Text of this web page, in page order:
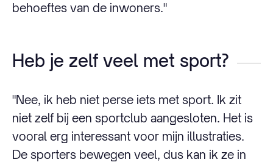
behoeftes van de inwoners."
Heb je zelf veel met sport?
"Nee, ik heb niet perse iets met sport. Ik zit
niet zelf bij een sportclub aangesloten. Het is
vooral erg interessant voor mijn illustraties.
De sporters bewegen veel, dus kan ik ze in